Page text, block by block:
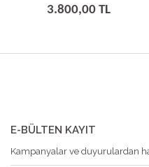
3.800,00 TL
E-BÜLTEN KAYIT